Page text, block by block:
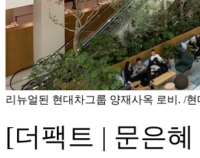
리뉴얼된 현대차그룹 양재사옥 로비. /현
[더팩트 | 문은